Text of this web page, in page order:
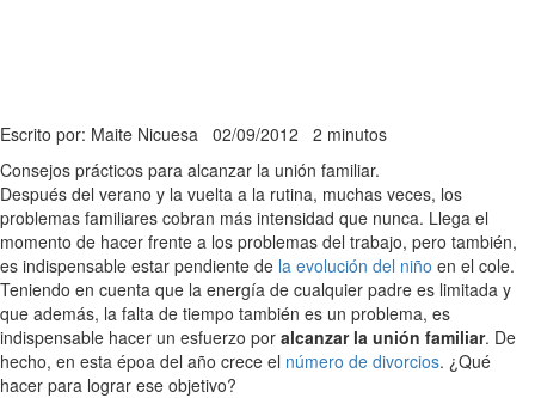
Escrito por: Maite Nicuesa 02/09/2012 2 minutos
Consejos prácticos para alcanzar la unión familiar.
Después del verano y la vuelta a la rutina, muchas veces, los
problemas familiares cobran más intensidad que nunca. Llega el
momento de hacer frente a los problemas del trabajo, pero también,
es indispensable estar pendiente de la evolución del niño en el cole.
Teniendo en cuenta que la energía de cualquier padre es limitada y
que además, la falta de tiempo también es un problema, es
indispensable hacer un esfuerzo por alcanzar la unión familiar. De
hecho, en esta époa del año crece el número de divorcios. ¿Qué
hacer para lograr ese objetivo?